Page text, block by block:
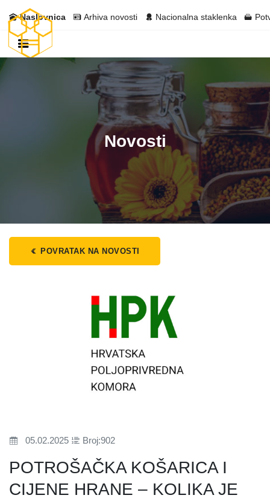
Naslovnica Arhiva novosti Nacionalna staklenka
Novosti
POVRATAK NA NOVOSTI
05.02.2025 Broj:902
POTROŠAČKA KOŠARICA I
CIJENE HRANE – KOLIKA JE